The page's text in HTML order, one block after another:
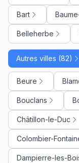
Bart
Belleherbe
Autres villes (82)
Beure
Bouclans
Châtillon-le-Duc
Colombier-
Dampierre-les-